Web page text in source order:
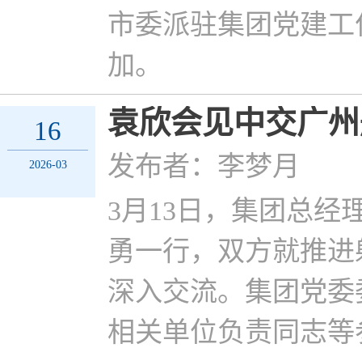
市委派驻集团党建
加。
16
2026-03
袁欣会见中交广
发布者：李梦月
3月13日，集团总经
勇一行，双方就推
深入交流。集团党
相关单位负责同志